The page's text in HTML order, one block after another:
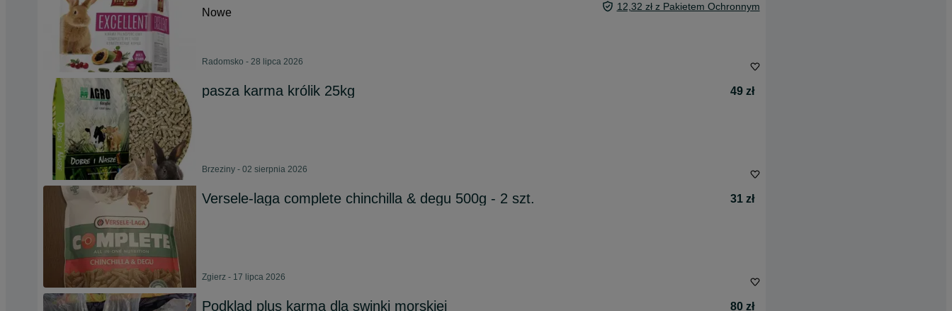
Nowe 12,32 zł z Pakietem Ochronnym
Radomsko - 28 lipca 2026
pasza karma królik 25kg 49 zł
Brzeziny - 02 sierpnia 2026
Versele-laga complete chinchilla & degu 500g - 2 szt. 31 zł
Zgierz - 17 lipca 2026
Podklad plus karma dla swinki morskiej 80 zł